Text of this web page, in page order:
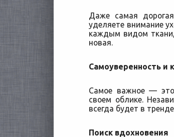
Даже самая
уделяете внимание
каждым видом
новая.
Самоуверенность и
Самое важное — это
своем облике.
всегда будет в
Поиск вдохновения